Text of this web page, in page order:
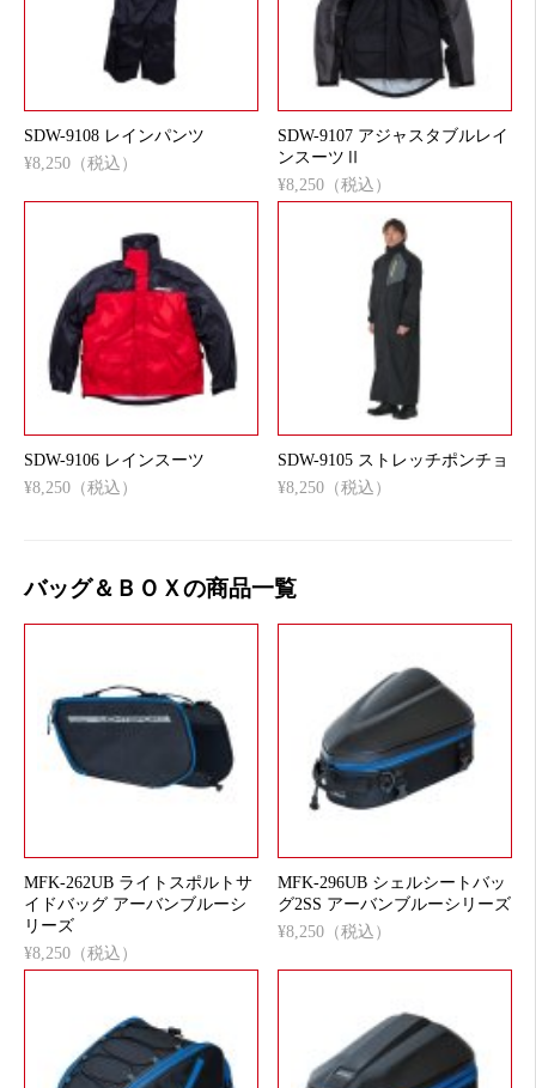
SDW-9108 レインパンツ
¥8,250（税込）
SDW-9107 アジャスタブルレイ
ンスーツⅡ
¥8,250（税込）
SDW-9106 レインスーツ
¥8,250（税込）
SDW-9105 ストレッチポンチョ
¥8,250（税込）
バッグ＆ＢＯＸの商品一覧
MFK-262UB ライトスポルトサ
イドバッグ アーバンブルーシ
リーズ
¥8,250（税込）
MFK-296UB シェルシートバッ
グ2SS アーバンブルーシリーズ
¥8,250（税込）